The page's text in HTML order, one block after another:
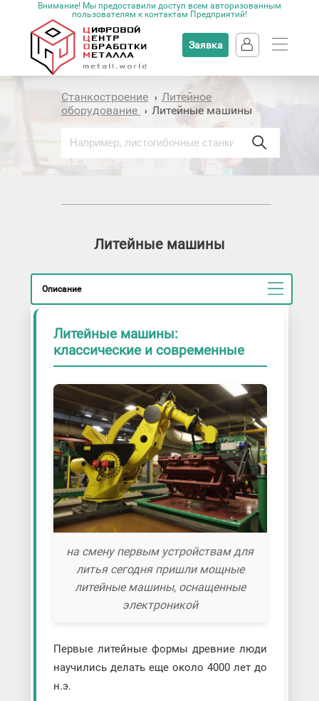
Внимание! Мы предоставили доступ всем авторизованным
пользователям к контактам Предприятий!
Заявка
Станкостроение ›Литейное
оборудование
›Литейные машины
Литейные машины
Описание
Литейные машины:
классические и современные
на смену первым устройствам для
литья сегодня пришли мощные
литейные машины, оснащенные
электроникой
Первые литейные формы древние люди
научились делать еще около 4000 лет до
н.э.